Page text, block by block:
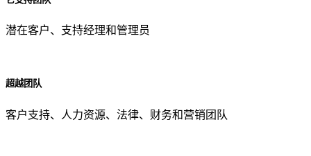
潜在客户、支持经理和管理员
超越团队
客户支持、人力资源、法律、财务和营销团队